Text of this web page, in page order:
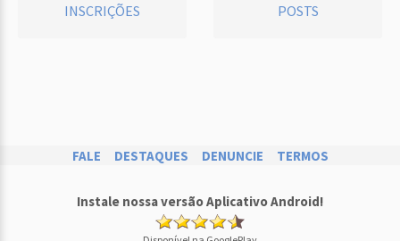
INSCRIÇÕES POSTS
FALE DESTAQUES DENUNCIE TERMOS
Instale nossa versão Aplicativo Android!